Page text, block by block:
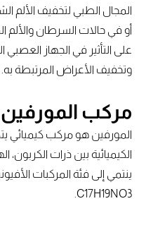
المجال الطبي لتخفيف الألم
أو في حالات السرطان والألم
على التأثير في الجهاز العصبي
وتخفيف الأعراض المرتبطة به.
مركب المورفين
المورفين هو مركب كيميائي
الكيميائية بين ذرات الكربون،
ينتمي إلى فئة المركبات
C17H19NO3.